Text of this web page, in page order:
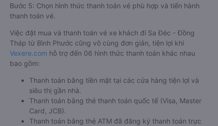
Bước 5: Chọn hình thức thanh toán vé phù hợp và tiến hành
thanh toán vé.
Việc đặt mua và thanh toán vé xe khách đi Sa Đéc - Đồng
Tháp từ Bình Phước cũng vô cùng đơn giản, tiện lợi khi
Vexere.com hỗ trợ đến 06 hình thức thanh toán khác nhau
bao gồm:
Thanh toán bằng tiền mặt tại các cửa hàng tiện lợi và
siêu thị gần nhà.
Thanh toán bằng thẻ thanh toán quốc tế (Visa, Master
Card, JCB).
Thanh toán bằng thẻ ATM đã đăng ký thanh toán trực